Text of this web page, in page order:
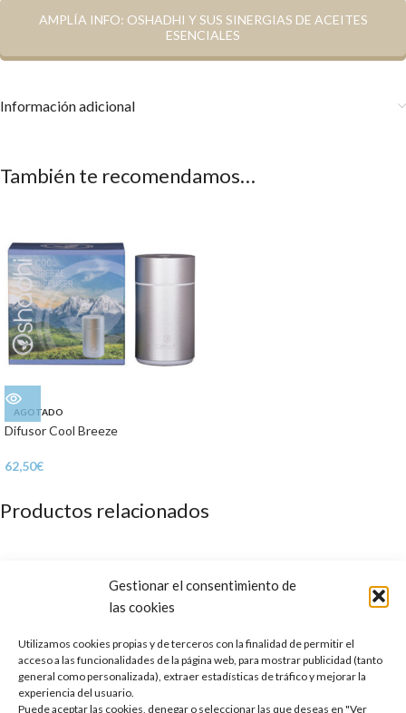
Gestionar el consentimiento de
las cookies
Utilizamos cookies propias y de terceros con la finalidad de permitir el
acceso a las funcionalidades de la página web, para mostrar publicidad (tanto
general como personalizada), extraer estadísticas de tráfico y mejorar la
experiencia del usuario.
Puede aceptar las cookies, denegar o seleccionar las que deseas en "Ver
AMPLÍA INFO: OSHADHI Y SUS SINERGIAS DE ACEITES
ESENCIALES
Información adicional
También te recomendamos…
AGOTADO
Difusor Cool Breeze
62,50€
Productos relacionados